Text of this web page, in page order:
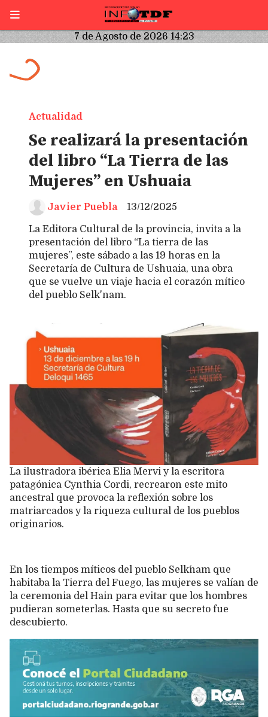
7 de Agosto de 2026 14:23
Se realizará la presentación
del libro “La Tierra de las
Mujeres” en Ushuaia
La Editora Cultural de la provincia, invita a la
presentación del libro “La tierra de las
mujeres”, este sábado a las 19 horas en la
Secretaría de Cultura de Ushuaia, una obra
que se vuelve un viaje hacia el corazón mítico
del pueblo Selk'nam.
Actualidad
13/12/2025
Javier Puebla
La ilustradora ibérica Elia Mervi y la escritora
patagónica Cynthia Cordi, recrearon este mito
ancestral que provoca la reflexión sobre los
matriarcados y la riqueza cultural de los pueblos
originarios.
En los tiempos míticos del pueblo Selk´nam que
habitaba la Tierra del Fuego, las mujeres se valían de
la ceremonia del Hain para evitar que los hombres
pudieran someterlas. Hasta que su secreto fue
descubierto.